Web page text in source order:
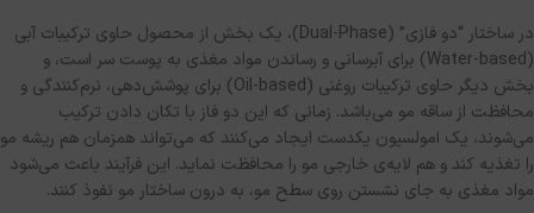
در ساختار “دو فازی” (Dual-Phase)، یک بخش از محصول حاوی ترکیبات آبی
(Water-based) برای آبرسانی و رساندن مواد مغذی به پوست سر است، و
بخش دیگر حاوی ترکیبات روغنی (Oil-based) برای پوشش‌دهی، نرم‌کنندگی و
محافظت از ساقه مو می‌باشد. زمانی که این دو فاز با تکان دادن ترکیب
می‌شوند، یک امولسیون یکدست ایجاد می‌کنند که می‌تواند همزمان هم ریشه مو
را تغذیه کند و هم لایه‌ی خارجی مو را محافظت نماید. این فرآیند باعث می‌شود
مواد مغذی به جای نشستن روی سطح مو، به درون ساختار مو نفوذ کنند.